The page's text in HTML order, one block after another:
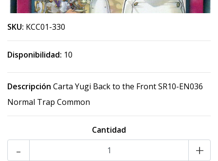
SKU: KCC01-330
Disponibilidad: 10
Descripción Carta Yugi Back to the Front SR10-EN036
Normal Trap Common
Cantidad
+
-